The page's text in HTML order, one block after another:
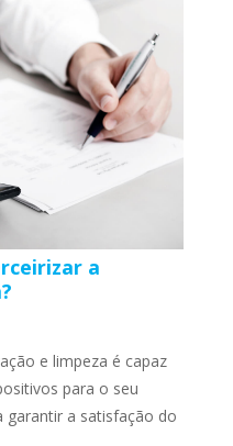
a
e limpeza é capaz
para o seu
garantir a satisfação do